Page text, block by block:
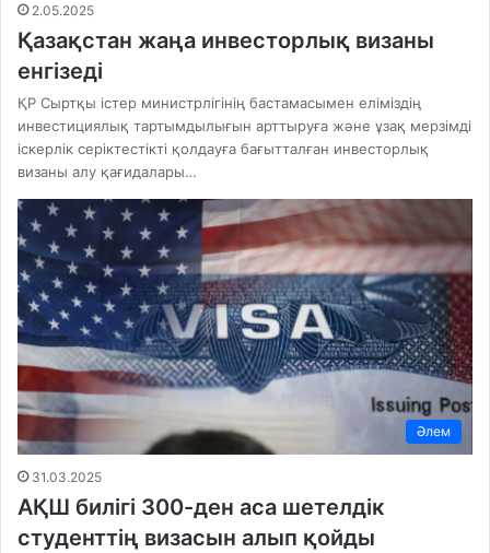
2.05.2025
Қазақстан жаңа инвесторлық визаны
енгізеді
ҚР Сыртқы істер министрлігінің бастамасымен еліміздің
инвестициялық тартымдылығын арттыруға және ұзақ мерзімді
іскерлік серіктестікті қолдауға бағытталған инвесторлық
визаны алу қағидалары…
Әлем
31.03.2025
АҚШ билігі 300-ден аса шетелдік
студенттің визасын алып қойды